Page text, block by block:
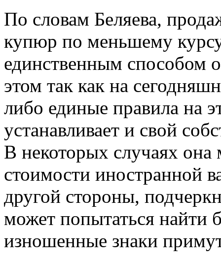
По словам Беляева,
купюр по меньшему
единственным способом
этом так как на
либо единые правила на
устанавливает и свой
В некоторых случаях она
стоимости иностранной
другой стороны,
может попытаться найти
изношенные знаки